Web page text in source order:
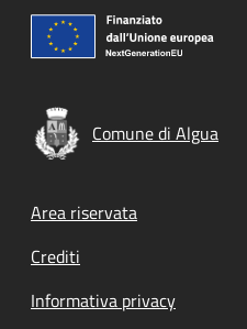
Comune di Algua
Footer menu
Area riservata
Crediti
Informativa privacy